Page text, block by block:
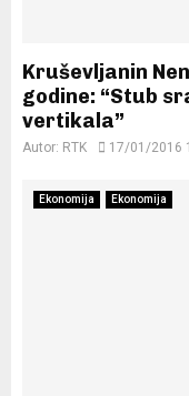
Kruševljanin
godine: “Stub
vertikala”
Autor: RTK 17/01/2016
Ekonomija Ekonomija